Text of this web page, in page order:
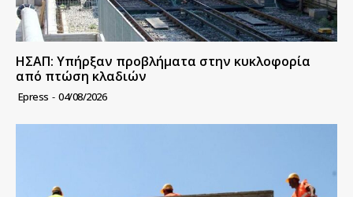
ΗΣΑΠ: Υπήρξαν προβλήματα στην κυκλοφορία
από πτώση κλαδιών
Epress - 04/08/2026